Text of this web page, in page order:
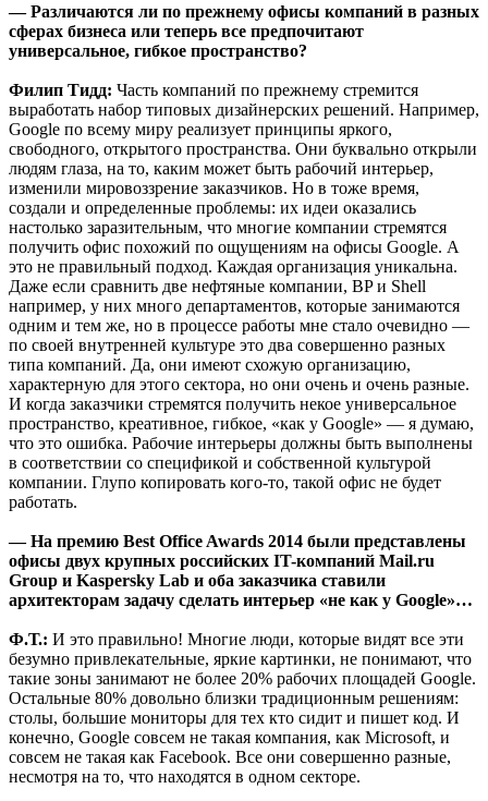
— Различаются ли по прежнему офисы компаний в разных
сферах бизнеса или теперь все предпочитают
универсальное, гибкое пространство?
Филип Тидд: Часть компаний по прежнему стремится
выработать набор типовых дизайнерских решений. Например,
Google по всему миру реализует принципы яркого,
свободного, открытого пространства. Они буквально открыли
людям глаза, на то, каким может быть рабочий интерьер,
изменили мировоззрение заказчиков. Но в тоже время,
создали и определенные проблемы: их идеи оказались
настолько заразительным, что многие компании стремятся
получить офис похожий по ощущениям на офисы Google. А
это не правильный подход. Каждая организация уникальна.
Даже если сравнить две нефтяные компании, BP и Shell
например, у них много департаментов, которые занимаются
одним и тем же, но в процессе работы мне стало очевидно —
по своей внутренней культуре это два совершенно разных
типа компаний. Да, они имеют схожую организацию,
характерную для этого сектора, но они очень и очень разные.
И когда заказчики стремятся получить некое универсальное
пространство, креативное, гибкое, «как у Google» — я думаю,
что это ошибка. Рабочие интерьеры должны быть выполнены
в соответствии со спецификой и собственной культурой
компании. Глупо копировать кого-то, такой офис не будет
работать.
— На премию Best Office Awards 2014 были представлены
офисы двух крупных российских IT-компаний Mail.ru
Group и Kaspersky Lab и оба заказчика ставили
архитекторам задачу сделать интерьер «не как у Google»…
Ф.Т.: И это правильно! Многие люди, которые видят все эти
безумно привлекательные, яркие картинки, не понимают, что
такие зоны занимают не более 20% рабочих площадей Google.
Остальные 80% довольно близки традиционным решениям:
столы, большие мониторы для тех кто сидит и пишет код. И
конечно, Google совсем не такая компания, как Microsoft, и
совсем не такая как Facebook. Все они совершенно разные,
несмотря на то, что находятся в одном секторе.